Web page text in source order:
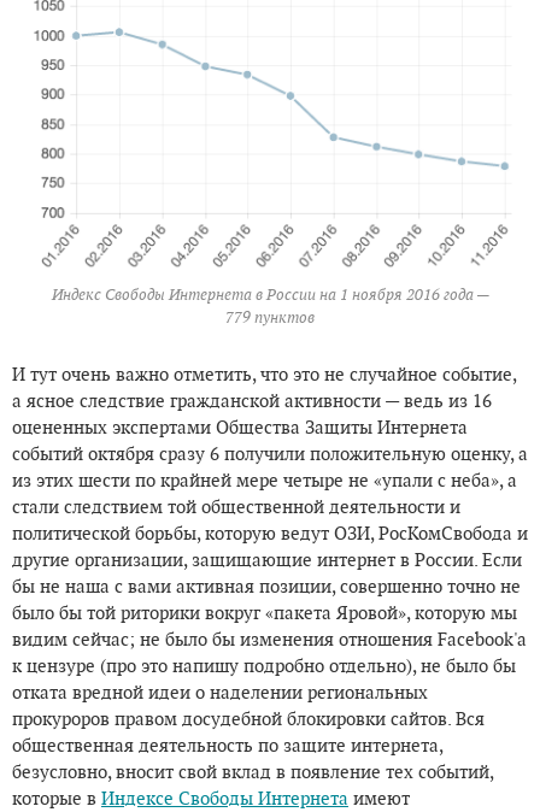
Индекс Свободы Интернета в России на 1 ноября 2016 года —
779 пунктов
И тут очень важно отметить, что это не случайное событие,
а ясное следствие гражданской активности — ведь из 16
оцененных экспертами Общества Защиты Интернета
событий октября сразу 6 получили положительную оценку, а
из этих шести по крайней мере четыре не «упали с неба», а
стали следствием той общественной деятельности и
политической борьбы, которую ведут ОЗИ, РосКомСвобода и
другие организации, защищающие интернет в России. Если
бы не наша с вами активная позиции, совершенно точно не
было бы той риторики вокруг «пакета Яровой», которую мы
видим сейчас; не было бы изменения отношения Facebook'а
к цензуре (про это напишу подробно отдельно), не было бы
отката вредной идеи о наделении региональных
прокуроров правом досудебной блокировки сайтов. Вся
общественная деятельность по защите интернета,
безусловно, вносит свой вклад в появление тех событий,
которые в Индексе Свободы Интернета имеют